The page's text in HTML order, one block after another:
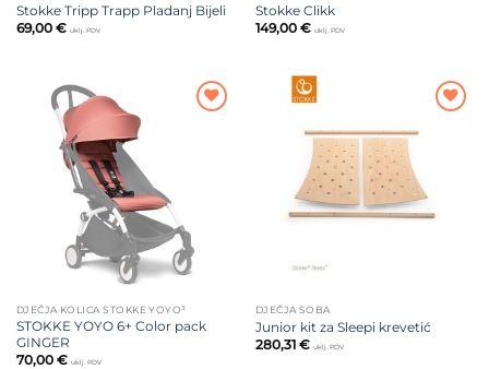
Stokke Tripp Trapp Pladanj Bijeli
69,00 € uklj. PDV
Stokke Clikk
149,00 € uklj. PDV
DJEČJA KOLICA STOKKE YOYO³
STOKKE YOYO 6+ Color pack
GINGER
70,00 € uklj. PDV
DJEČJA SOBA
Junior kit za Sleepi krevetić
280,31 € uklj. PDV